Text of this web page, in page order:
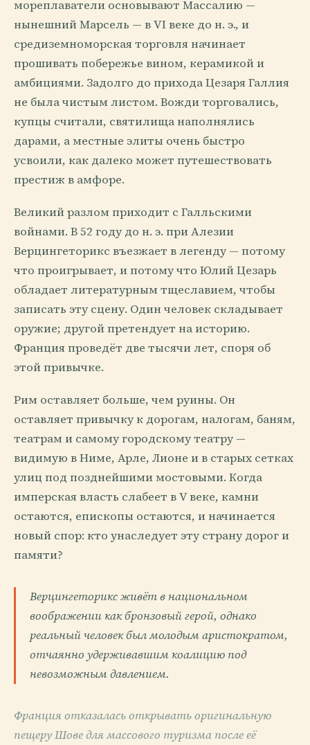
мореплаватели основывают Массалию —
нынешний Марсель — в VI веке до н. э., и
средиземноморская торговля начинает
прошивать побережье вином, керамикой и
амбициями. Задолго до прихода Цезаря Галлия
не была чистым листом. Вожди торговались,
купцы считали, святилища наполнялись
дарами, а местные элиты очень быстро
усвоили, как далеко может путешествовать
престиж в амфоре.
Великий разлом приходит с Галльскими
войнами. В 52 году до н. э. при Алезии
Верцингеторикс въезжает в легенду — потому
что проигрывает, и потому что Юлий Цезарь
обладает литературным тщеславием, чтобы
записать эту сцену. Один человек складывает
оружие; другой претендует на историю.
Франция проведёт две тысячи лет, споря об
этой привычке.
Рим оставляет больше, чем руины. Он
оставляет привычку к дорогам, налогам, баням,
театрам и самому городскому театру —
видимую в Ниме, Арле, Лионе и в старых сетках
улиц под позднейшими мостовыми. Когда
имперская власть слабеет в V веке, камни
остаются, епископы остаются, и начинается
новый спор: кто унаследует эту страну дорог и
памяти?
Верцингеторикс живёт в национальном
воображении как бронзовый герой, однако
реальный человек был молодым аристократом,
отчаянно удерживавшим коалицию под
невозможным давлением.
Франция отказалась открывать оригинальную
пещеру Шове для массового туризма после её